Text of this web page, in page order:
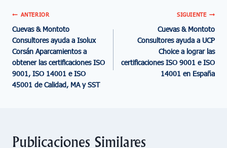
ANTERIOR
Cuevas & Montoto
Consultores ayuda a Isolux
Corsán Aparcamientos a
obtener las certificaciones ISO
9001, ISO 14001 e ISO
45001 de Calidad, MA y SST
SIGUIENTE
Cuevas & Montoto
Consultores ayuda a UCP
Choice a lograr las
certificaciones ISO 9001 e ISO
14001 en España
Publicaciones Similares